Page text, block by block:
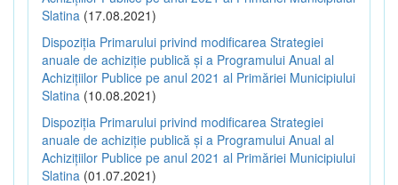
Slatina (17.08.2021)
Dispoziția Primarului privind modificarea Strategiei
anuale de achiziție publică și a Programului Anual al
Achizițiilor Publice pe anul 2021 al Primăriei Municipiului
Slatina (10.08.2021)
Dispoziția Primarului privind modificarea Strategiei
anuale de achiziție publică și a Programului Anual al
Achizițiilor Publice pe anul 2021 al Primăriei Municipiului
Slatina (01.07.2021)